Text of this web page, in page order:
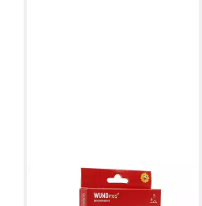
WUNDMED
Wundpflaster WUNDmed®